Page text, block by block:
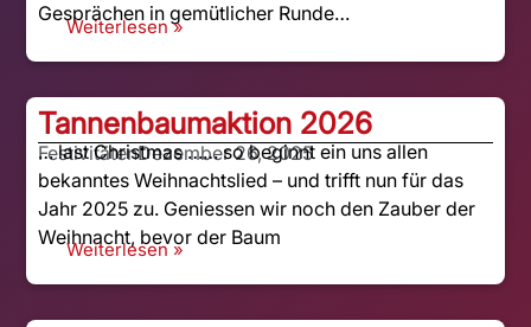
Gesprächen in gemütlicher Runde…
Weiterlesen »
Tannenbaumaktion 2026
FestivitätenDezember 26, 2025
… last Christmas …… so beginnt ein uns allen
bekanntes Weihnachtslied – und trifft nun für das
Jahr 2025 zu. Geniessen wir noch den Zauber der
Weihnacht, bevor der Baum
Weiterlesen »